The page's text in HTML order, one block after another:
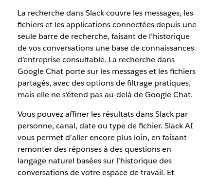
La recherche dans Slack couvre les messages, les
fichiers et les applications connectées depuis une
seule barre de recherche, faisant de l’historique
de vos conversations une base de connaissances
d’entreprise consultable. La recherche dans
Google Chat porte sur les messages et les fichiers
partagés, avec des options de filtrage pratiques,
mais elle ne s’étend pas au-delà de Google Chat.
Vous pouvez affiner les résultats dans Slack par
personne, canal, date ou type de fichier. Slack AI
vous permet d’aller encore plus loin, en faisant
remonter des réponses à des questions en
langage naturel basées sur l’historique des
conversations de votre espace de travail. Et